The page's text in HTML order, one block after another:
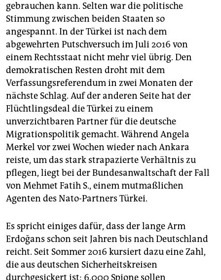
gebrauchen kann. Selten war die politische
Stimmung zwischen beiden Staaten so
angespannt. In der Türkei ist nach dem
abgewehrten Putschversuch im Juli 2016 von
einem Rechtsstaat nicht mehr viel übrig. Den
demokratischen Resten droht mit dem
Verfassungsreferendum in zwei Monaten der
nächste Schlag. Auf der anderen Seite hat der
Flüchtlingsdeal die Türkei zu einem
unverzichtbaren Partner für die deutsche
Migrationspolitik gemacht. Während Angela
Merkel vor zwei Wochen wieder nach Ankara
reiste, um das stark strapazierte Verhältnis zu
pflegen, liegt bei der Bundesanwaltschaft der Fall
von Mehmet Fatih S., einem mutmaßlichen
Agenten des Nato-Partners Türkei.
Es spricht einiges dafür, dass der lange Arm
Erdoğans schon seit Jahren bis nach Deutschland
reicht. Seit Sommer 2016 kursiert dazu eine Zahl,
die aus deutschen Sicherheitskreisen
durchgesickert ist: 6.000 Spione sollen